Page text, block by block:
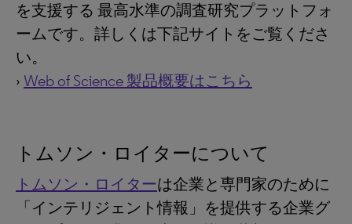
を支援する 最高水準の調査研究プラットフォ
ームです。詳しくは下記サイトをご覧くださ
い。
› Web of Science 製品概要はこちら
トムソン・ロイターについて
トムソン・ロイターは企業と専門家のために
「インテリジェント情報」を提供する企業グ